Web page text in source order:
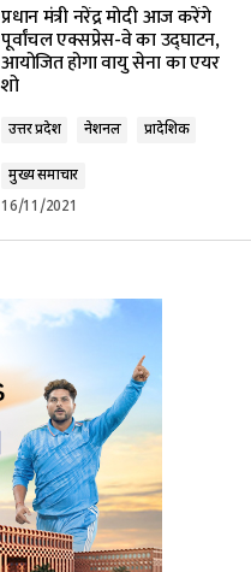
प्रधान मंत्री नरेंद्र मोदी आज करेंगे
पूर्वांचल एक्सप्रेस-वे का उद्घाटन,
आयोजित होगा वायु सेना का एयर
शो
उत्तर प्रदेश नेशनल प्रादेशिक
मुख्य समाचार
16/11/2021